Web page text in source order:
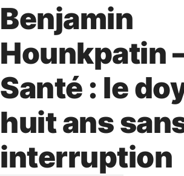
Benjamin
Hounkpatin
Santé : le
huit ans
interruption